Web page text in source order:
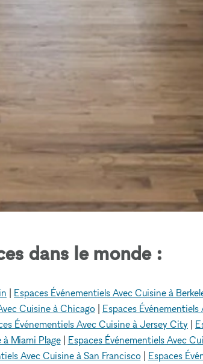
dans le monde :
| Espaces Événementiels Avec Cuisine à
Cuisine à Chicago| Espaces
Événementiels Avec Cuisine à Jersey City |
à Miami Plage| Espaces Événementiels Avec
Avec Cuisine à San Francisco| Espaces